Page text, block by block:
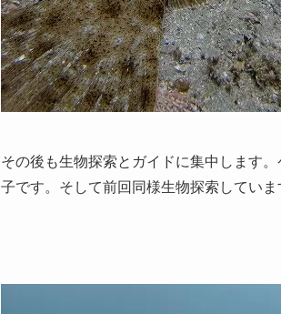
その後も生物探索とガイドに集中します
子です。そして前回同様生物探索していま